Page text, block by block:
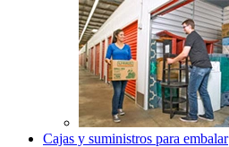
Cajas y suministros para embalar